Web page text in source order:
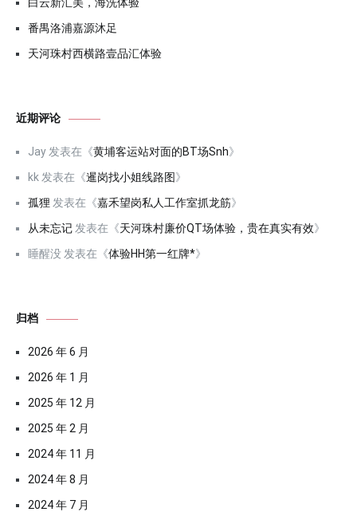
番禺洛浦嘉源沐足
天河珠村西横路壹品汇体验
近期评论
Jay 发表在《黄埔客运站对面的BT场Snh》
kk 发表在《暹岗找小姐线路图》
孤狸 发表在《嘉禾望岗私人工作室抓龙筋》
从未忘记 发表在《天河珠村廉价QT场体验，贵在真实有效》
睡醒没 发表在《体验HH第一红牌*》
归档
2026 年 6 月
2026 年 1 月
2025 年 12 月
2025 年 2 月
2024 年 11 月
2024 年 8 月
2024 年 7 月